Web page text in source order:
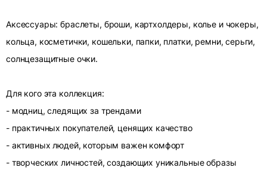
Аксессуары: браслеты, броши, картхолдеры, колье и чокеры,
кольца, косметички, кошельки, папки, платки, ремни, серьги,
солнцезащитные очки.
Для кого эта коллекция:
- модниц, следящих за трендами
- практичных покупателей, ценящих качество
- активных людей, которым важен комфорт
- творческих личностей, создающих уникальные образы